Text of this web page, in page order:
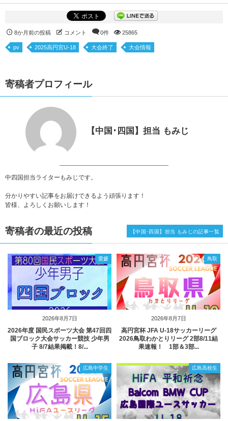
8か月前の投稿 コメント 0件 25865
pv 2025高円宮U-18 大会終了 大会情報
寄稿者プロフィール
【中国･四国】担当 もみじ
中四国担当ライターもみじです。
分かりやすい記事をお届けできるよう頑張ります！
皆様、よろしくお願いします！
寄稿者の最近の投稿
2026年8月7日
愛媛
2026年度 国民スポーツ大会 第47回四
国ブロック大会サッカー競技 少年男
子 8/7結果掲載！8/...
2026年8月7日
鳥取
高円宮杯 JFA U-18サッカーリーグ
2026鳥取わかとりリーグ 2部8/11結
果速報！ 1部＆3部...
広島中学生 広島高校生
【中国･四国】担当 もみじの記事一覧